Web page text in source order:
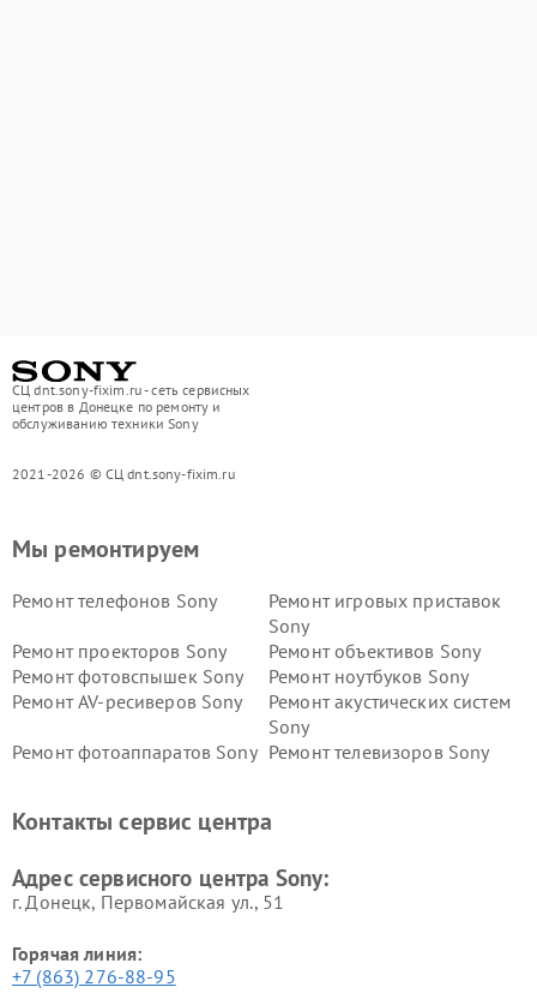
СЦ dnt.sony-fixim.ru - сеть сервисных
центров в Донецке по ремонту и
обслуживанию техники Sony
2021-2026 © СЦ dnt.sony-fixim.ru
Мы ремонтируем
Ремонт телефонов Sony
Ремонт игровых приставок
Sony
Ремонт проекторов Sony
Ремонт объективов Sony
Ремонт фотовспышек Sony
Ремонт ноутбуков Sony
Ремонт AV-ресиверов Sony
Ремонт акустических систем
Sony
Ремонт фотоаппаратов Sony Ремонт телевизоров Sony
Контакты сервис центра
Адрес сервисного центра Sony:
г. Донецк, Первомайская ул., 51
Горячая линия:
+7 (863) 276-88-95